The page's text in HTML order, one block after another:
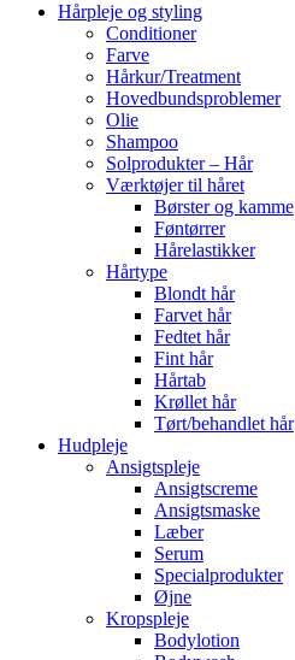
Hårpleje og styling
Conditioner
Farve
Hårkur/Treatment
Hovedbundsproblemer
Olie
Shampoo
Solprodukter – Hår
Værktøjer til håret
Børster og kamme
Føntørrer
Hårelastikker
Hårtype
Blondt hår
Farvet hår
Fedtet hår
Fint hår
Hårtab
Krøllet hår
Tørt/behandlet hår
Hudpleje
Ansigtspleje
Ansigtscreme
Ansigtsmaske
Læber
Serum
Specialprodukter
Øjne
Kropspleje
Bodylotion